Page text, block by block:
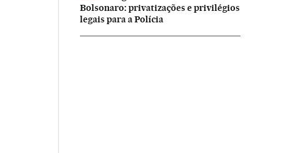
Bolsonaro: privatizações e privilégios
legais para a Polícia